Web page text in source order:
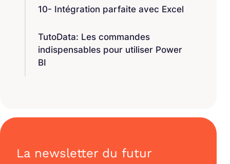
10- Intégration parfaite avec Excel
TutoData: Les commandes
indispensables pour utiliser Power
BI
La newsletter du futur